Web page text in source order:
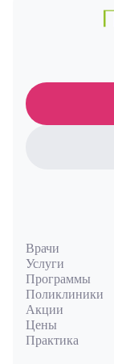
Врачи
Услуги
Программы
Поликлиники
Акции
Цены
Практика